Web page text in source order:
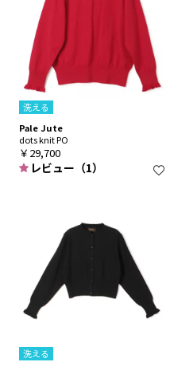
洗える
Pale Jute
dots knit PO
￥29,700
レビュー（1）
洗える